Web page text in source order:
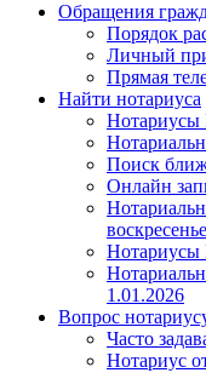
Обращения
Порядок
Личный
Прямая
Найти нотариуса
Нотариусы
Поиск
Онлайн
воскресенье
Нотариусы
1.01.2026
Вопрос
Часто
Нотариус